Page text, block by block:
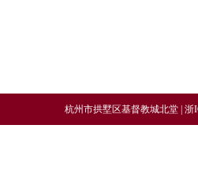
杭州市拱墅区基督教城北堂 |浙